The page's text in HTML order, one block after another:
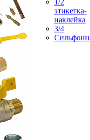
1/2
этикетка-
наклейка
3/4